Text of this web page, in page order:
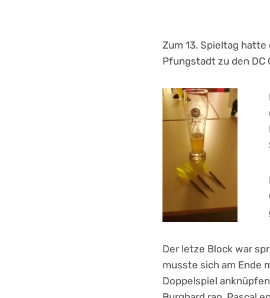
Zum 13. Spieltag
Pfungstadt zu den DC
Der letze Block war
musste sich am Ende
Doppelspiel